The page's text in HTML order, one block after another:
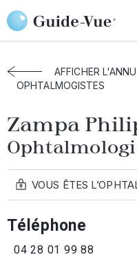
Aller au contenu principal
Accueil Annuaire des
Zampa Philippe
AFFICHER
OPHTALMOGISTES
Zampa
VOUS ÊTES
Téléphone
04 28 01 99 88